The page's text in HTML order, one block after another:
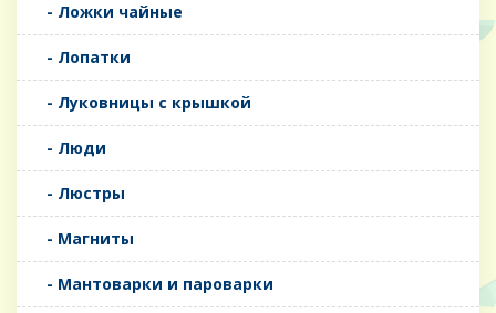
- Ложки чайные
- Лопатки
- Луковницы с крышкой
- Люди
- Люстры
- Магниты
- Мантоварки и пароварки